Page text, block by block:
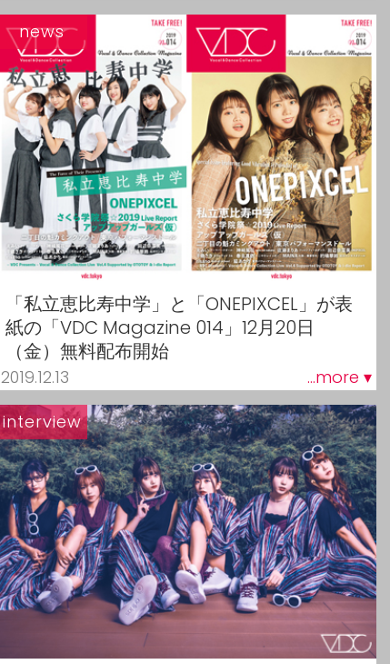
「私立恵比寿中学」と「ONEPIXCEL」が表
紙の「VDC Magazine 014」12月20日
（金）無料配布開始
2019.12.13 ...more ▾
news
interview